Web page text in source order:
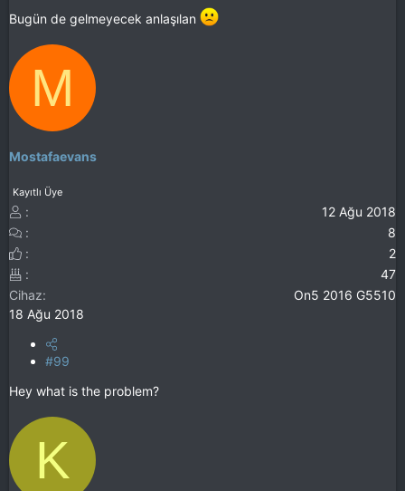
Bugün de gelmeyecek anlaşılan
M
Mostafaevans
Kayıtlı Üye
12 Ağu 2018
8
2
47
Cihaz
On5 2016 G5510
18 Ağu 2018
#99
Hey what is the problem?
K